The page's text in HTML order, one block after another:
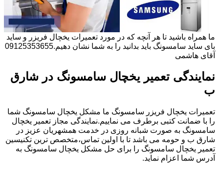
ما همراه باشید تا هر آنچه که در مورد تعمیرات یخچال فریزر و ساید
بای ساید سامسونگ باید بدانید را به شما نشان دهیم.09125353655
آقای هاشمی
نمایندگی تعمیر یخچال سامسونگ در شارق
ب
تعمیرات یخچال فریزر سامسونگ ما مشکل یخچال سامسونگ شما
را با ضمانت کتبی برطرف می نماییم.نمایندگی مجاز تعمیر یخچال
سامسونگ به صورت شبانه روزی در خدمت همشهریان عزیز در
شارق ب و حومه می باشد تا با اولین تماس،متخصص ترین تکنیسین
تعمیر یخچال سامسونگ را برای حل مشکل یخچال سامسونگ به
آدرس شما اعزام نماید.